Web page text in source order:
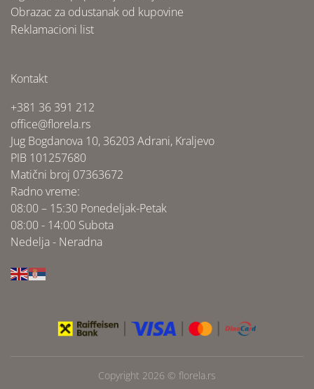
Obrazac za odustanak od kupovine
Reklamacioni list
Kontakt
+381 36 391 212
office@florela.rs
Jug Bogdanova 10, 36203 Adrani, Kraljevo
PIB 101257680
Matični broj 07363672
Radno vreme:
08:00 – 15:30 Ponedeljak-Petak
08:00 - 14:00 Subota
Nedelja - Neradna
Copyright 2026 © florela.rs